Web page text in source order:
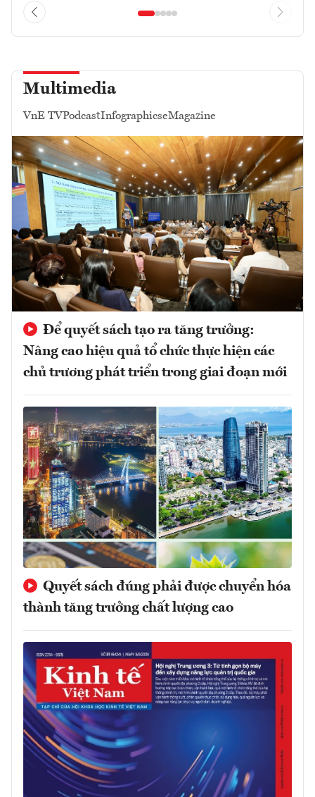
Multimedia
VnE TVPodcastInfographicseMagazine
Để quyết sách tạo ra tăng trưởng:
Nâng cao hiệu quả tổ chức thực hiện các
chủ trương phát triển trong giai đoạn mới
Quyết sách đúng phải được chuyển hóa
thành tăng trưởng chất lượng cao